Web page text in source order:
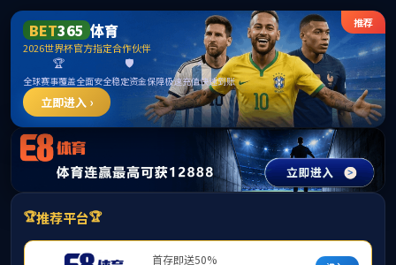
中国·yl1111永利(集团)有限公司-Official Website